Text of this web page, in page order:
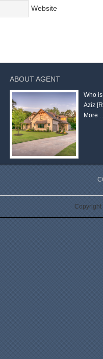
Website
ABOUT AGENT
Who
Aziz
More
Copyright